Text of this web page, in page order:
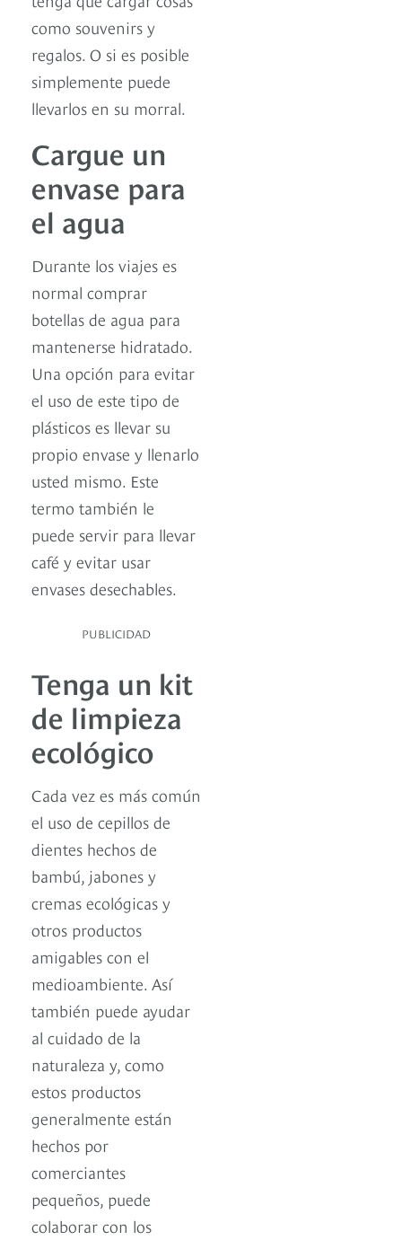
como souvenirs y
regalos. O si es posible
simplemente puede
llevarlos en su morral.
Cargue un
envase para
el agua
Durante los viajes es
normal comprar
botellas de agua para
mantenerse hidratado.
Una opción para evitar
el uso de este tipo de
plásticos es llevar su
propio envase y llenarlo
usted mismo. Este
termo también le
puede servir para llevar
café y evitar usar
envases desechables.
PUBLICIDAD
Tenga un kit
de limpieza
ecológico
Cada vez es más común
el uso de cepillos de
dientes hechos de
bambú, jabones y
cremas ecológicas y
otros productos
amigables con el
medioambiente. Así
también puede ayudar
al cuidado de la
naturaleza y, como
estos productos
generalmente están
hechos por
comerciantes
pequeños, puede
colaborar con los